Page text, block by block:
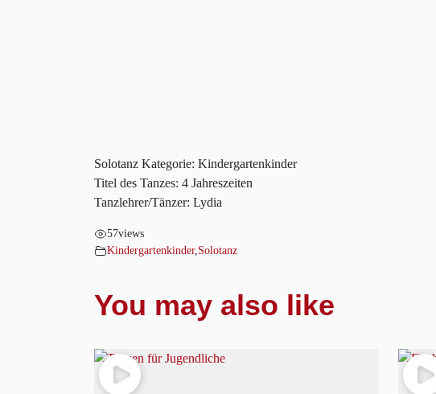
Solotanz Kategorie: Kindergartenkinder
Titel des Tanzes: 4 Jahreszeiten
Tanzlehrer/Tänzer: Lydia
57views
Kindergartenkinder,Solotanz
You may also like